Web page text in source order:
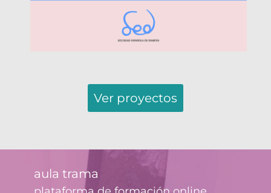
Ver proyectos
aula trama